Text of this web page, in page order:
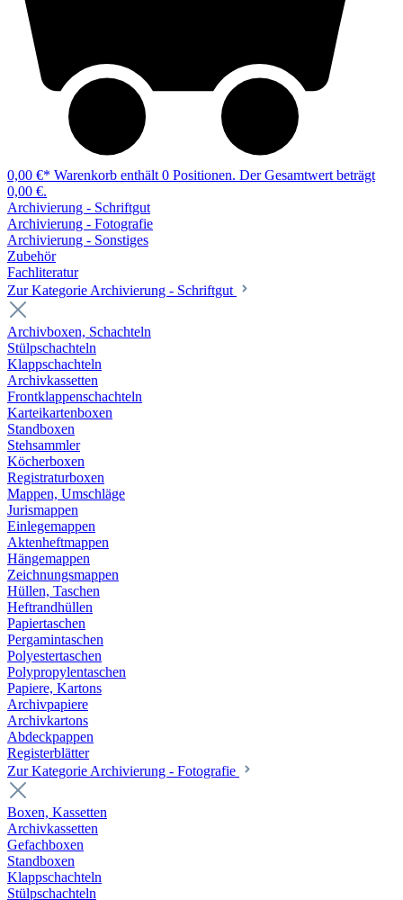
0,00 €* Warenkorb enthält 0 Positionen. Der Gesamtwert beträgt
0,00 €.
Archivierung - Schriftgut
Archivierung - Fotografie
Archivierung - Sonstiges
Zubehör
Fachliteratur
Zur Kategorie Archivierung - Schriftgut
Archivboxen, Schachteln
Stülpschachteln
Klappschachteln
Archivkassetten
Frontklappenschachteln
Karteikartenboxen
Standboxen
Stehsammler
Köcherboxen
Registraturboxen
Mappen, Umschläge
Jurismappen
Einlegemappen
Aktenheftmappen
Hängemappen
Zeichnungsmappen
Hüllen, Taschen
Heftrandhüllen
Papiertaschen
Pergamintaschen
Polyestertaschen
Polypropylentaschen
Papiere, Kartons
Archivpapiere
Archivkartons
Abdeckpappen
Registerblätter
Zur Kategorie Archivierung - Fotografie
Boxen, Kassetten
Archivkassetten
Gefachboxen
Standboxen
Klappschachteln
Stülpschachteln